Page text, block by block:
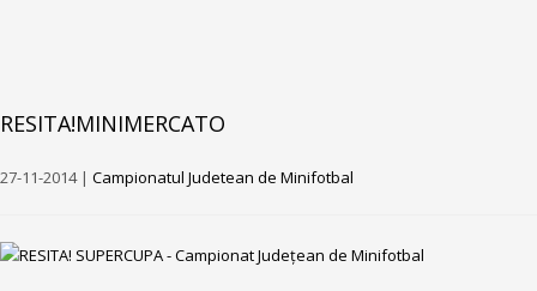
RESITA!MINIMERCATO
27-11-2014 | Campionatul Judetean de Minifotbal